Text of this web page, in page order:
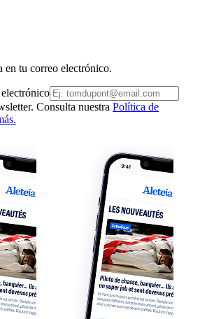
en tu correo electrónico.
Consulta nuestra Política de